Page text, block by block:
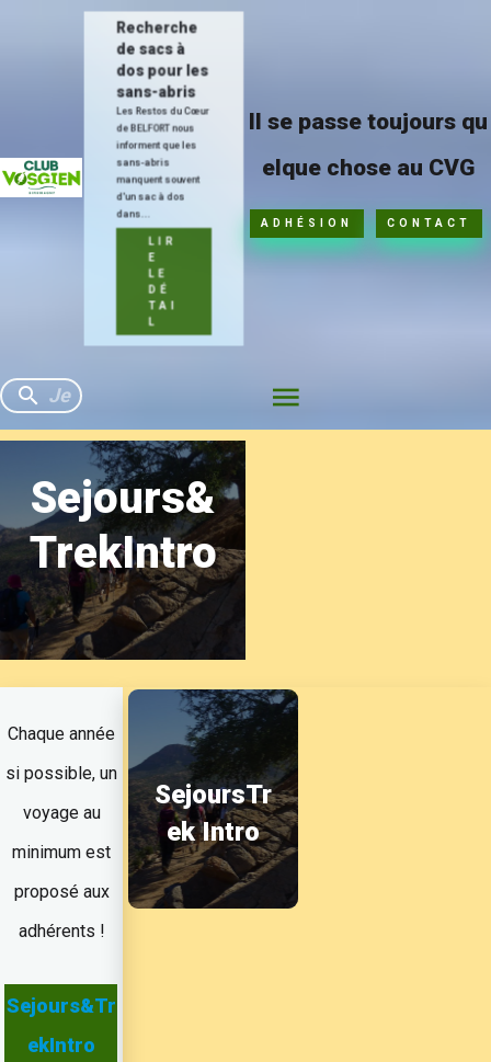
Il se passe toujours qu
elque chose au CVG
ADHÉSION CONTACT
Recherche
de sacs à
dos pour les
sans-abris
Les Restos du Cœur
de BELFORT nous
informent que les
sans-abris
manquent souvent
d'un sac à dos
dans...
LIR
E
LE
DÉ
TAI
L
Sejours&
TrekIntro
Chaque année
si possible, un
voyage au
minimum est
proposé aux
adhérents !
Sejours&Tr
ekIntro
SejoursTr
ek Intro